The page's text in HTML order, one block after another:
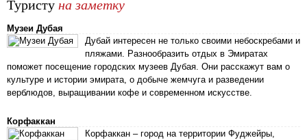
Туристу на заметку
Музеи Дубая
Дубай интересен не только своими небоскребами и
пляжами. Разнообразить отдых в Эмиратах
поможет посещение городских музеев Дубая. Они расскажут вам о
культуре и истории эмирата, о добыче жемчуга и разведении
верблюдов, выращивании кофе и современном искусстве.
Корфаккан
Корфаккан – город на территории Фуджейры,